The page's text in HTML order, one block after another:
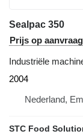
Sealpac 350
Prijs op aanvraag
Industriële
2004
Nederland,
STC Food